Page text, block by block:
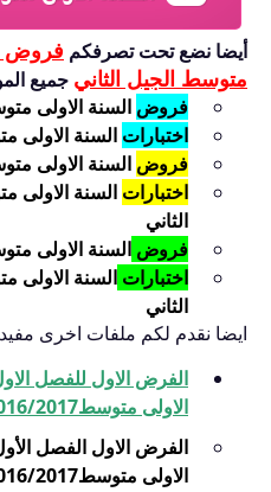
أيضا نضع تحت تصرفكم فروض و
متوسط الجيل الثاني جميع
فروض السنة الاولى
اختبارات السنة الاولى
فروض السنة الاولى
اختبارات السنة الاولى
الثاني
فروض السنة الاولى
اختبارات السنة الاولى
الثاني
ايضا نقدم لكم ملفات اخرى
الفرض الاول للفصل
الاولى متوسط2016/2017
الفرض الاول الفصل
الاولى متوسط2016/2017